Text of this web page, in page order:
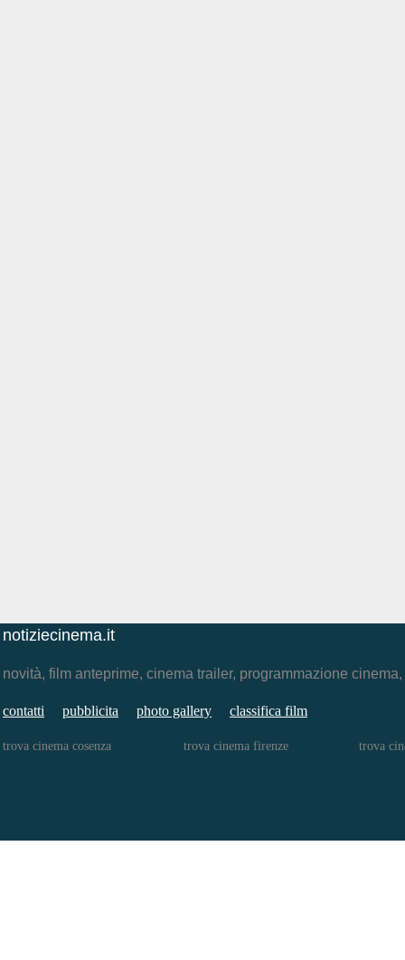
notiziecinema.it
novità, film anteprime, cinema trailer, programmazione
contatti pubblicita photo gallery classifica film
trova cinema cosenza trova cinema firenze trova